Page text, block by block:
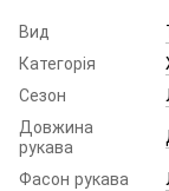
Вид
Категорія
Сезон
Довжина
рукава
Фасон рукава